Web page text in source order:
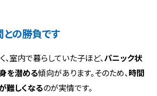
の勝負です
室内で暮らしていた子ほど、パニック状
を潜める傾向があります。そのため、時間
難しくなるのが実情です。